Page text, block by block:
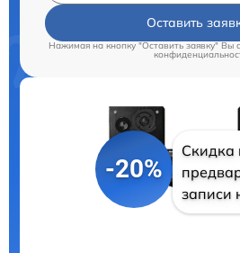
Оставить
Нажимая на кнопку "Оставить заявку" Вы
-20%
Скидка
записи